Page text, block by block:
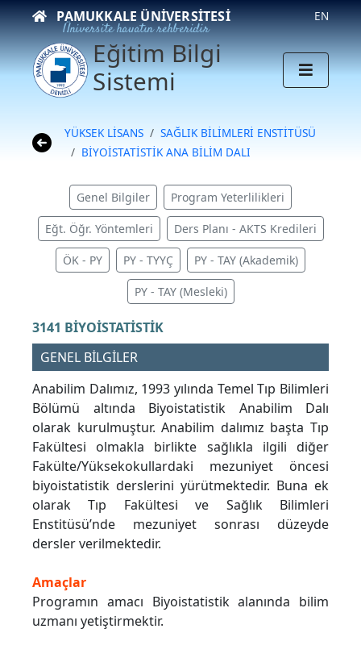
PAMUKKALE ÜNIVERSITESI
Üniversite hayatın rehberidir
EN
Eğitim Bilgi
Sistemi
YÜKSEK LİSANS
SAĞLIK BİLİMLERİ ENSTİTÜSÜ
BİYOİSTATİSTİK ANA BİLİM DALI
Genel Bilgiler Program Yeterlilikleri
Eğt. Öğr. Yöntemleri Ders Planı - AKTS Kredileri
ÖK - PY PY - TYYÇ PY - TAY (Akademik)
PY - TAY (Mesleki)
3141 BİYOİSTATİSTİK
GENEL BİLGİLER
Anabilim Dalımız, 1993 yılında Temel Tıp Bilimleri
Bölümü altında Biyoistatistik Anabilim Dalı
olarak kurulmuştur. Anabilim dalımız başta Tıp
Fakültesi olmakla birlikte sağlıkla ilgili diğer
Fakülte/Yüksekokullardaki mezuniyet öncesi
biyoistatistik derslerini yürütmektedir. Buna ek
olarak Tıp Fakültesi ve Sağlık Bilimleri
Enstitüsü’nde mezuniyet sonrası düzeyde
dersler verilmektedir.
Amaçlar
Programın amacı Biyoistatistik alanında bilim
uzmanı yetiştirmektir.